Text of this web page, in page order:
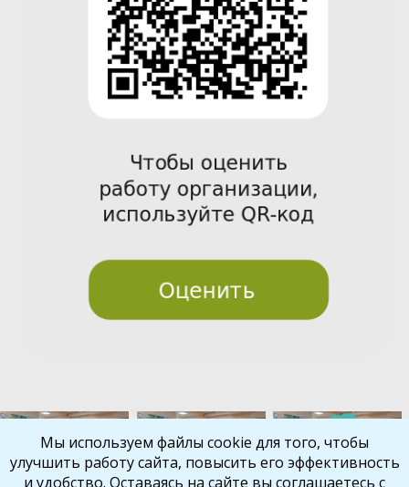
vio
t
Мы используем файлы cookie для того, чтобы
улучшить работу сайта, повысить его эффективность
и удобство. Оставаясь на сайте вы соглашаетесь с